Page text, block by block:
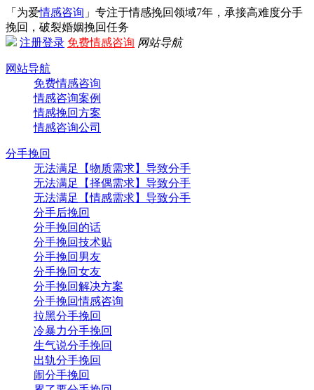
「为爱情感咨询 」专注于情感挽回领域7年，承接高难度分手
挽回，破裂婚姻挽回任务
注册登录 免费情感咨询 网站导航
网站导航
免费情感咨询
情感咨询案例
情感挽回方案
情感咨询公司
分手挽回
无法满足【物质需求】导致分手
无法满足【择偶需求】导致分手
无法满足【情感需求】导致分手
分手后挽回
分手挽回的话
分手挽回技术贴
分手挽回男友
分手挽回女友
分手挽回解决方案
分手挽回情感咨询
拉黑分手挽回
冷暴力分手挽回
生气说分手挽回
出轨分手挽回
闹分手挽回